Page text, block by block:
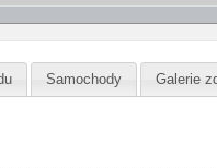
Samochody Galerie